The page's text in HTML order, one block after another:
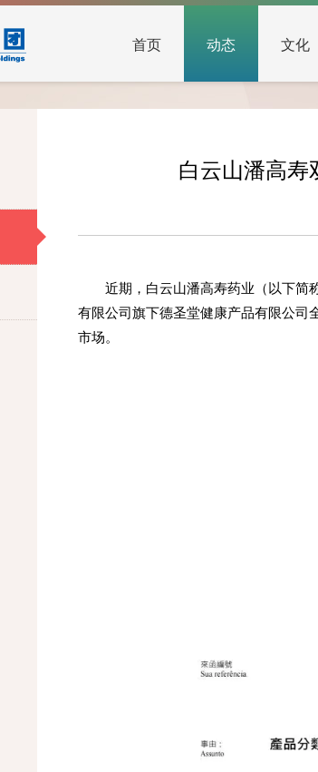
首页 动态 文化
白云山潘高寿
近期，白云山潘高寿药业（以下简
有限公司旗下德圣堂健康产品有限公司
市场。